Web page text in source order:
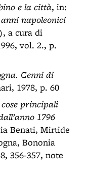
e la città, in:
napoleonici
a cura di
vol. 2., p.
Cenni di
1978, p. 60
principali
1796
Benati, Mirtide
Bononia
356-357, note